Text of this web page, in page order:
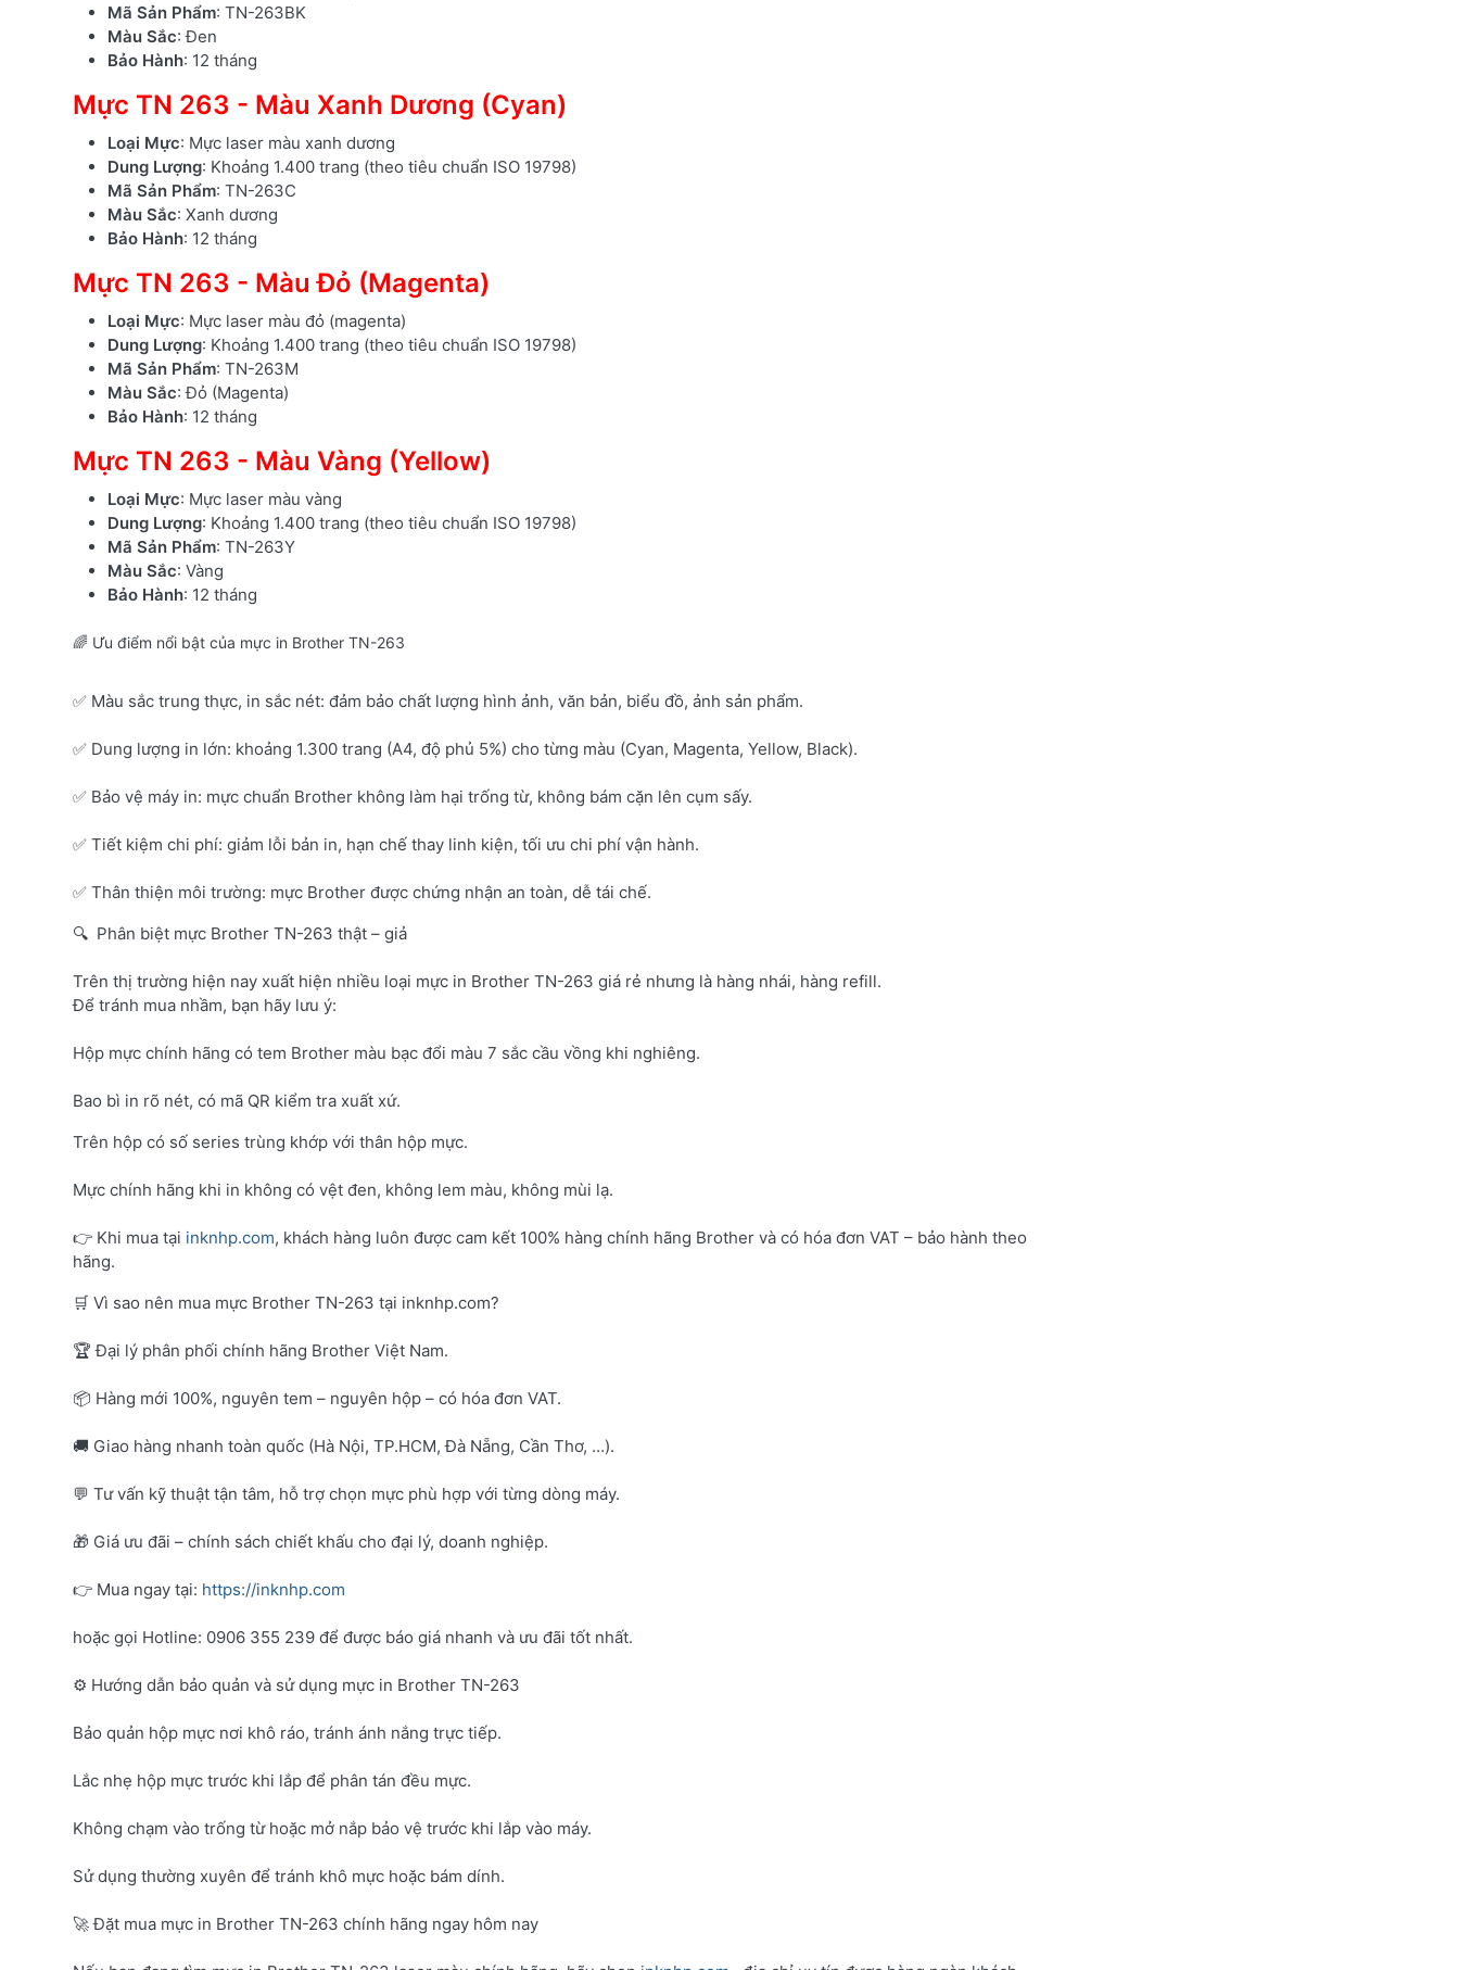
Mã Sản Phẩm: TN-263BK
Màu Sắc: Đen
Bảo Hành: 12 tháng
Mực TN 263 - Màu Xanh Dương (Cyan)
Loại Mực: Mực laser màu xanh dương
Dung Lượng: Khoảng 1.400 trang (theo tiêu chuẩn ISO 19798)
Mã Sản Phẩm: TN-263C
Màu Sắc: Xanh dương
Bảo Hành: 12 tháng
Mực TN 263 - Màu Đỏ (Magenta)
Loại Mực: Mực laser màu đỏ (magenta)
Dung Lượng: Khoảng 1.400 trang (theo tiêu chuẩn ISO 19798)
Mã Sản Phẩm: TN-263M
Màu Sắc: Đỏ (Magenta)
Bảo Hành: 12 tháng
Mực TN 263 - Màu Vàng (Yellow)
Loại Mực: Mực laser màu vàng
Dung Lượng: Khoảng 1.400 trang (theo tiêu chuẩn ISO 19798)
Mã Sản Phẩm: TN-263Y
Màu Sắc: Vàng
Bảo Hành: 12 tháng
🌈 Ưu điểm nổi bật của mực in Brother TN-263
✅ Màu sắc trung thực, in sắc nét: đảm bảo chất lượng hình ảnh, văn bản, biểu đồ, ảnh sản phẩm.
✅ Dung lượng in lớn: khoảng 1.300 trang (A4, độ phủ 5%) cho từng màu (Cyan, Magenta, Yellow, Black).
✅ Bảo vệ máy in: mực chuẩn Brother không làm hại trống từ, không bám cặn lên cụm sấy.
✅ Tiết kiệm chi phí: giảm lỗi bản in, hạn chế thay linh kiện, tối ưu chi phí vận hành.
✅ Thân thiện môi trường: mực Brother được chứng nhận an toàn, dễ tái chế.
🔍 Phân biệt mực Brother TN-263 thật – giả
Trên thị trường hiện nay xuất hiện nhiều loại mực in Brother TN-263 giá rẻ nhưng là hàng nhái, hàng refill.
Để tránh mua nhầm, bạn hãy lưu ý:
Hộp mực chính hãng có tem Brother màu bạc đổi màu 7 sắc cầu vồng khi nghiêng.
Bao bì in rõ nét, có mã QR kiểm tra xuất xứ.
Trên hộp có số series trùng khớp với thân hộp mực.
Mực chính hãng khi in không có vệt đen, không lem màu, không mùi lạ.
👉 Khi mua tại inknhp.com, khách hàng luôn được cam kết 100% hàng chính hãng Brother và có hóa đơn VAT – bảo hành theo
hãng.
🛒 Vì sao nên mua mực Brother TN-263 tại inknhp.com?
🏆 Đại lý phân phối chính hãng Brother Việt Nam.
📦 Hàng mới 100%, nguyên tem – nguyên hộp – có hóa đơn VAT.
🚚 Giao hàng nhanh toàn quốc (Hà Nội, TP.HCM, Đà Nẵng, Cần Thơ, …).
💬 Tư vấn kỹ thuật tận tâm, hỗ trợ chọn mực phù hợp với từng dòng máy.
🎁 Giá ưu đãi – chính sách chiết khấu cho đại lý, doanh nghiệp.
👉 Mua ngay tại: https://inknhp.com
hoặc gọi Hotline: 0906 355 239 để được báo giá nhanh và ưu đãi tốt nhất.
⚙️ Hướng dẫn bảo quản và sử dụng mực in Brother TN-263
Bảo quản hộp mực nơi khô ráo, tránh ánh nắng trực tiếp.
Lắc nhẹ hộp mực trước khi lắp để phân tán đều mực.
Không chạm vào trống từ hoặc mở nắp bảo vệ trước khi lắp vào máy.
Sử dụng thường xuyên để tránh khô mực hoặc bám dính.
🚀 Đặt mua mực in Brother TN-263 chính hãng ngay hôm nay